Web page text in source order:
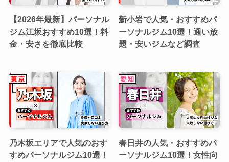
【2026年最新】パーソナル
ジム江坂おすすめ10選！料
金・安さを徹底比較
新小岩で人気・おすすめパ
ーソナルジム10選！通い放
題・安いジムなど調査
乃木坂エリアで人気のおす
すめパーソナルジム10選！
春日井の人気・おすすめパ
ーソナルジム10選！女性向